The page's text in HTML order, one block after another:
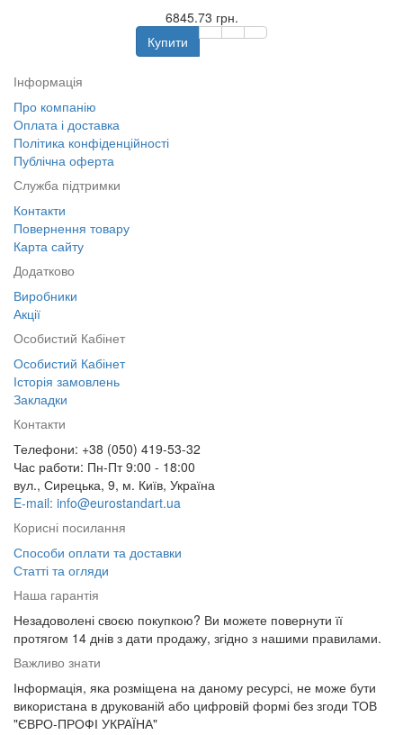
6845.73 грн.
Купити
Інформація
Про компанію
Оплата і доставка
Політика конфіденційності
Публічна оферта
Служба підтримки
Контакти
Повернення товару
Карта сайту
Додатково
Виробники
Акції
Особистий Кабінет
Особистий Кабінет
Історія замовлень
Закладки
Контакти
Телефони: +38 (050) 419-53-32
Час работи: Пн-Пт 9:00 - 18:00
вул., Сирецька, 9, м. Київ, Україна
E-mail: info@eurostandart.ua
Корисні посилання
Способи оплати та доставки
Статті та огляди
Наша гарантія
Незадоволені своєю покупкою? Ви можете повернути її
протягом 14 днів з дати продажу, згідно з нашими правилами.
Важливо знати
Інформація, яка розміщена на даному ресурсі, не може бути
використана в друкованій або цифровій формі без згоди ТОВ
"ЄВРО-ПРОФІ УКРАЇНА"